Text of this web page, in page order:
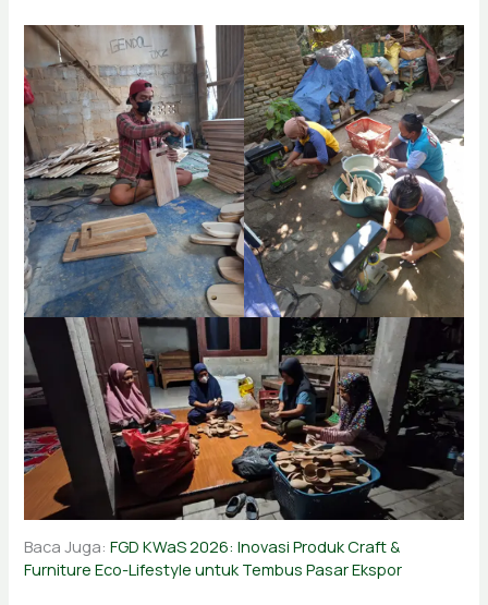
Baca Juga:FGD KWaS 2026: Inovasi Produk Craft &
Furniture Eco-Lifestyle untuk Tembus Pasar Ekspor